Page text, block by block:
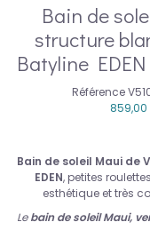
Bain de
structure
Batyline
Référence
Bain de soleil Maui de
EDEN, petites
esthétique et très
Lebain de soleil Maui,